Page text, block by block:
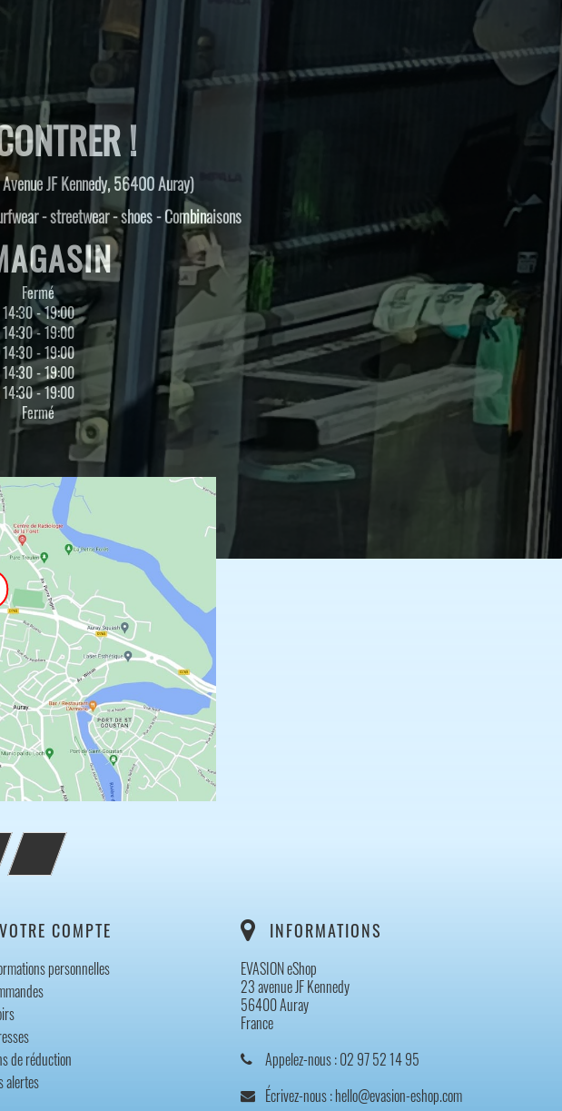
!
JF Kennedy, 56400 Auray)
- streetwear - shoes - Combinaisons
Fermé
14:30 - 19:00
14:30 - 19:00
14:30 - 19:00
14:30 - 19:00
14:30 - 19:00
Fermé
InstagramTikTok
VOTRE COMPTE
personnelles
de réduction
alertes
INFORMATIONS
EVASION eShop
23 avenue JF Kennedy
56400 Auray
France
Appelez-nous :02 97 52 14 95
Écrivez-nous :hello@evasion-eshop.com